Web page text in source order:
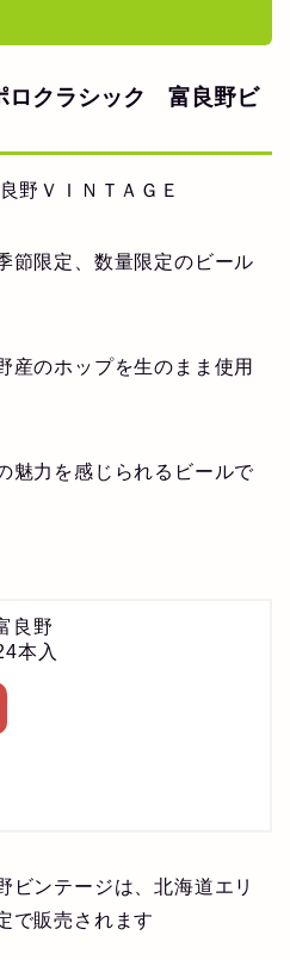
クラシック 富良野ビ
野ＶＩＮＴＡＧＥ
節限定、数量限定のビール
産のホップを生のまま使用
魅力を感じられるビールで
良野
本入
ビンテージは、北海道エリ
で販売されます